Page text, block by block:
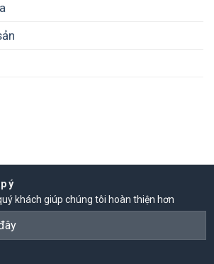
ý
khách giúp chúng tôi hoàn thiện hơn